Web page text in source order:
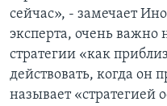
сейчас», - замечает
эксперта, очень важно
стратегии «как
действовать, когда он
называет «стратегией